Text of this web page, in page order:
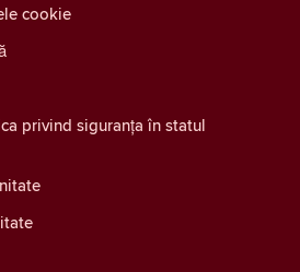
cookie
privind siguranța în statul